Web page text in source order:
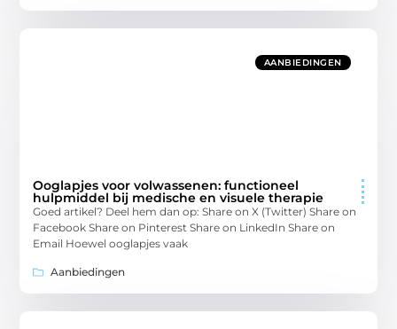
AANBIEDINGEN
Ooglapjes voor volwassenen: functioneel
hulpmiddel bij medische en visuele therapie
Goed artikel? Deel hem dan op: Share on X (Twitter) Share on
Facebook Share on Pinterest Share on LinkedIn Share on
Email Hoewel ooglapjes vaak
Aanbiedingen